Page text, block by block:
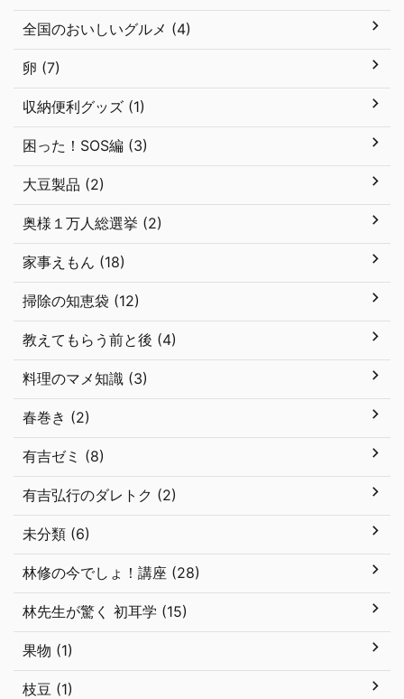
全国のおいしいグルメ (4)
卵 (7)
収納便利グッズ (1)
困った！SOS編 (3)
大豆製品 (2)
奥様１万人総選挙 (2)
家事えもん (18)
掃除の知恵袋 (12)
教えてもらう前と後 (4)
料理のマメ知識 (3)
春巻き (2)
有吉ゼミ (8)
有吉弘行のダレトク (2)
未分類 (6)
林修の今でしょ！講座 (28)
林先生が驚く 初耳学 (15)
果物 (1)
枝豆 (1)